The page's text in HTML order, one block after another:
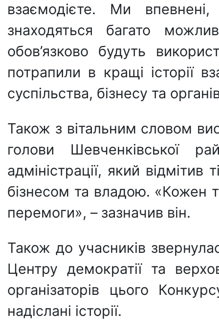
взаємодієте. Ми
знаходяться багато
обов’язково будуть
потрапили в кращі історії
суспільства, бізнесу та
Також з вітальним словом
голови Шевченківської
адміністрації, який
бізнесом та владою. «Кожен
перемоги», – зазначив він.
Також до учасників
Центру демократії та
організаторів цього
надіслані історії.